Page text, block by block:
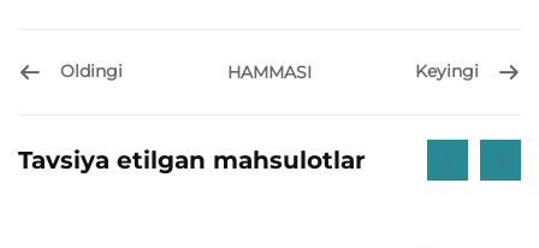
Oldingi HAMMASI Keyingi
Tavsiya etilgan mahsulotlar